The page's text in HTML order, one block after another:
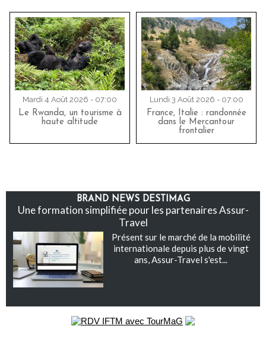
Mardi 4 Août 2026 - 07:00
Le Rwanda, un tourisme à
haute altitude
Lundi 3 Août 2026 - 07:00
France, Italie : randonnée
dans le Mercantour
frontalier
BRAND NEWS DESTIMAG
Une formation simplifiée pour les partenaires Assur-
Travel
Présent sur le marché de la mobilité
internationale depuis plus de vingt
ans, Assur-Travel s'est...